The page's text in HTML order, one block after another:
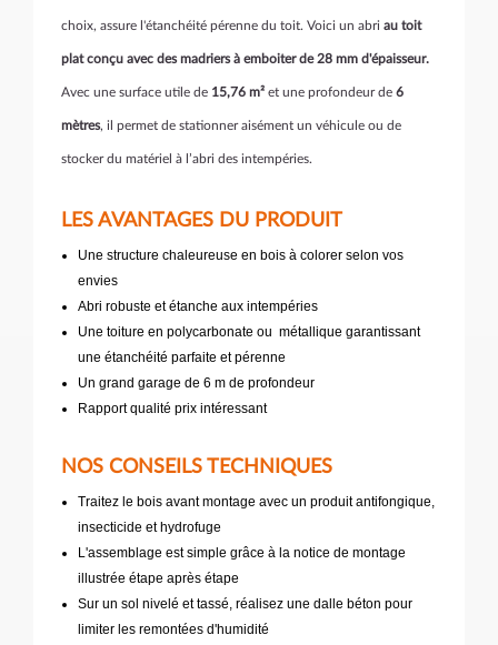
choix, assure l'étanchéité pérenne du toit. Voici un abri au toit
plat conçu avec des madriers à emboiter de 28 mm d'épaisseur.
Avec une surface utile de 15,76 m² et une profondeur de 6
mètres, il permet de stationner aisément un véhicule ou de
stocker du matériel à l’abri des intempéries.
LES AVANTAGES DU PRODUIT
Une structure chaleureuse en bois à colorer selon vos
envies
Abri robuste et étanche aux intempéries
Une toiture en polycarbonate ou métallique garantissant
une étanchéité parfaite et pérenne
Un grand garage de 6 m de profondeur
Rapport qualité prix intéressant
NOS CONSEILS TECHNIQUES
Traitez le bois avant montage avec un produit antifongique,
insecticide et hydrofuge
L'assemblage est simple grâce à la notice de montage
illustrée étape après étape
Sur un sol nivelé et tassé, réalisez une dalle béton pour
limiter les remontées d'humidité